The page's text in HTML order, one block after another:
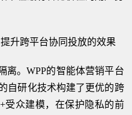
升跨平台协同投放的效果
离。WPP的智能体营销平台
自研化技术构建了更优的跨
受众建模，在保护隐私的前